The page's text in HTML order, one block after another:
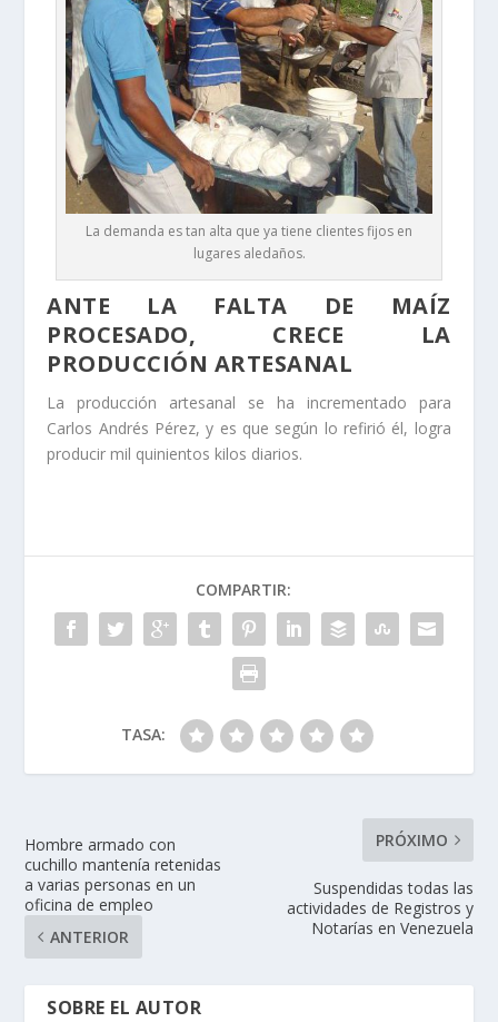
La demanda es tan alta que ya tiene clientes fijos en
lugares aledaños.
ANTE LA FALTA DE MAÍZ
PROCESADO, CRECE LA
PRODUCCIÓN ARTESANAL
La producción artesanal se ha incrementado para
Carlos Andrés Pérez, y es que según lo refirió él, logra
producir mil quinientos kilos diarios.
COMPARTIR:
TASA:
Hombre armado con
cuchillo mantenía retenidas
a varias personas en un
oficina de empleo
ANTERIOR
PRÓXIMO
Suspendidas todas las
actividades de Registros y
Notarías en Venezuela
SOBRE EL AUTOR